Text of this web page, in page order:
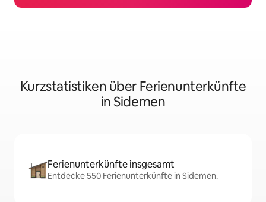
Kurzstatistiken über Ferienunterkünfte
in Sidemen
Ferienunterkünfte insgesamt
Entdecke 550 Ferienunterkünfte in Sidemen.